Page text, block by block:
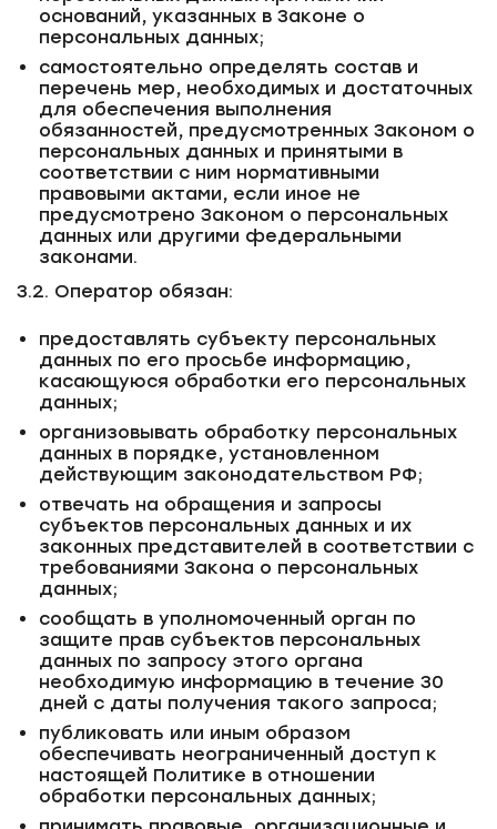
оснований, указанных в Законе о
персональных данных;
самостоятельно определять состав и
перечень мер, необходимых и достаточных
для обеспечения выполнения
обязанностей, предусмотренных Законом о
персональных данных и принятыми в
соответствии с ним нормативными
правовыми актами, если иное не
предусмотрено Законом о персональных
данных или другими федеральными
законами.
3.2. Оператор обязан:
предоставлять субъекту персональных
данных по его просьбе информацию,
касающуюся обработки его персональных
данных;
организовывать обработку персональных
данных в порядке, установленном
действующим законодательством РФ;
отвечать на обращения и запросы
субъектов персональных данных и их
законных представителей в соответствии с
требованиями Закона о персональных
данных;
сообщать в уполномоченный орган по
защите прав субъектов персональных
данных по запросу этого органа
необходимую информацию в течение 30
дней с даты получения такого запроса;
публиковать или иным образом
обеспечивать неограниченный доступ к
настоящей Политике в отношении
обработки персональных данных;